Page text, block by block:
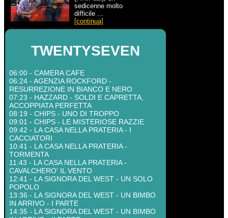
sedicenne molto
difficile ...
[continua]
TWENTYSEVEN
06:00 - CAMERA CAFE
06:24 - AGENZIA ROCKFORD -
RESURREZIONE IN BIANCO E NERO
07:23 - HAZZARD - SOLDI E CAPRETTA,
ACCOPPIATA PERFETTA
08:19 - CHIPS - UNO DI TROPPO
09:01 - CHIPS - LE MISTERIOSE RAZZIE
09:42 - LA CASA NELLA PRATERIA - I
CACCIATORI
10:41 - LA CASA NELLA PRATERIA -
TORMENTA
11:43 - LA CASA NELLA PRATERIA -
CAVALCHERO' IL VENTO
12:41 - LA SIGNORA DEL WEST - UN SOLO
POPOLO
13:36 - LA SIGNORA DEL WEST - UN BIMBO
IN ARRIVO - I PARTE
14:35 - LA SIGNORA DEL WEST - UN BIMBO